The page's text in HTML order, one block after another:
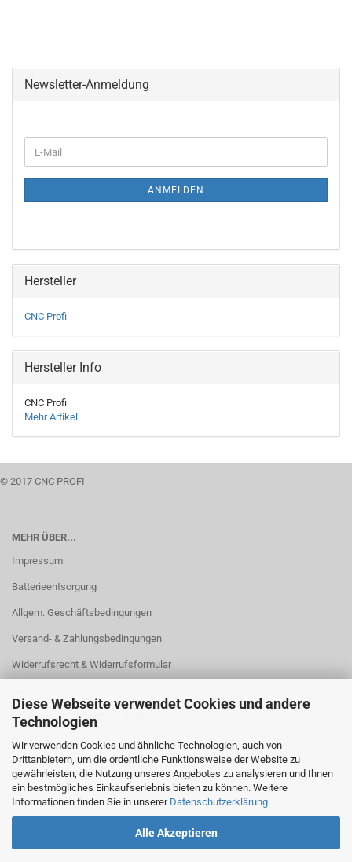
Diese Webseite verwendet Cookies und andere
Technologien
Wir verwenden Cookies und ähnliche Technologien, auch von
Drittanbietern, um die ordentliche Funktionsweise der Website zu
gewährleisten, die Nutzung unseres Angebotes zu analysieren und Ihnen
ein bestmögliches Einkaufserlebnis bieten zu können. Weitere
Informationen finden Sie in unserer Datenschutzerklärung.
Alle Akzeptieren
Newsletter-Anmeldung
ZUR
E-
Mail
ANMELDEN
Hersteller
CNC Profi
Hersteller Info
CNC Profi
Mehr Artikel
© 2017 CNC PROFI
MEHR ÜBER...
Impressum
Batterieentsorgung
Allgem. Geschäftsbedingungen
Versand- & Zahlungsbedingungen
Widerrufsrecht & Widerrufsformular
Privatsphäre und Datenschutz
Cookie Einstellungen